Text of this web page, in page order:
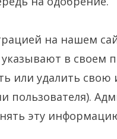
на нашем
в своем
или удалить
пользователя).
эту